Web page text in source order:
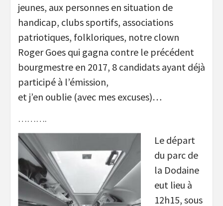
jeunes, aux personnes en situation de
handicap, clubs sportifs, associations
patriotiques, folkloriques, notre clown
Roger Goes qui gagna contre le précédent
bourgmestre en 2017, 8 candidats ayant déjà
participé à l’émission,
et j’en oublie (avec mes excuses)…
……….
Le départ
du parc de
la Dodaine
eut lieu à
12h15, sous